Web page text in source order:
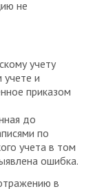
не
учету
учете и
приказом
до
по
учета в том
ошибка.
в